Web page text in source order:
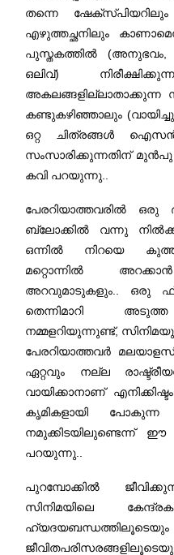
തന്നെ ഷേക്സ്പിയറിലും
എഴുത്തച്ഛനിലും
പുസ്തകത്തിൽ (അനുഭവം,
ഒലിവ്)
അകലങ്ങളില്ലാതാക്കുന്ന
കണ്ടുകഴിഞ്ഞാലും
ഒറ്റ ചിത്രങ്ങൾ
സംസാരിക്കുന്നതിന്
കവി പറയുന്നു..
പേരറിയാത്തവരിൽ
ബ്ലോക്കിൽ വന്നു
ഒന്നിൽ നിറയെ
മറ്റൊന്നിൽ
അറവുമാടുകളും.. ഒരു
തെന്നിമാറി
നമ്മളറിയുന്നുണ്ട്,
പേരറിയാത്തവർ
ഏറ്റവും നല്ല
വായിക്കാനാണ്
കൃമികളായി പോകുന്ന
നമുക്കിടയിലുണ്ടെന്ന് ഈ
പറയുന്നു..
പുറമ്പോക്കിൽ
സിനിമയിലെ
ഹ്യദയബന്ധത്തിലൂടെയും